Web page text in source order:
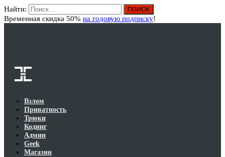
Найти:
Временная скидка 50% на годовую подписку!
Взлом
Приватность
Трюки
Кодинг
Админ
Geek
Магазин